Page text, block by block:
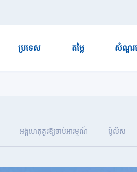
ប្រទេស តម្លៃ សំណួរ
អង្គហេតុគួរឱ្យចាប់អារម្មណ៍ ប៉ូលិស